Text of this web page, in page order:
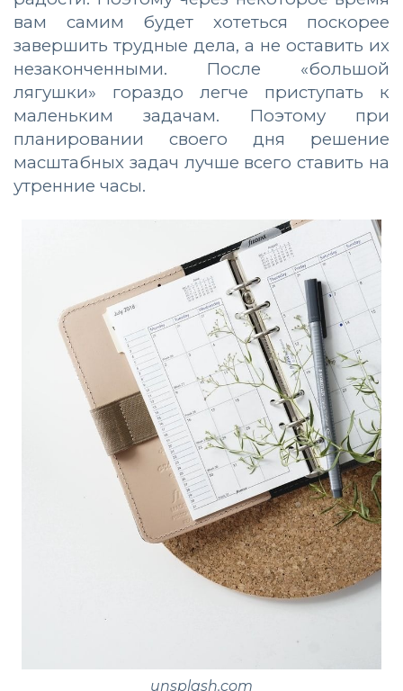
вам самим будет хотеться поскорее
завершить трудные дела, а не оставить их
незаконченными. После «большой
лягушки» гораздо легче приступать к
маленьким задачам. Поэтому при
планировании своего дня решение
масштабных задач лучше всего ставить на
утренние часы.
unsplash.com